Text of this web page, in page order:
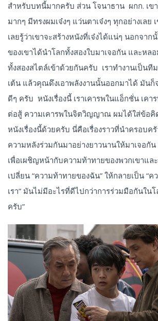
สำหรับบทนี้มากครับ ส่วน โจนาธาน ผกก. เข
มากๆ มีทรงผมเจ๋งๆ แว่นตาเจ๋งๆ ทุกอย่างเลย
เลยรู้ว่าเขาจะสร้างหนังที่เจ๋งได้แน่ๆ นอกจา
ของเขาได้นำโลกทั้งสองใบมาเจอกัน และหล
ทั้งสองสไตล์เข้าด้วยกันครับ เราทำงานเป็น
เต้น แล้วคุณดึงเอาพลังงานนั้นออกมาได้ มันก็
ดีๆ ครับ หนังเรื่องนี้ เราเคารพในแอ็กชั่น เคา
ต่อสู้ ความเคารพในจิตวิญญาณ ผมได้ใส่ข้อ
หนังเรื่องนี้ด้วยครับ นี่คือเรื่องราวที่นำครอบค
ความหลังร่วมกันมาอย่างยาวนานให้มาเจอกั
เพื่อเผชิญหน้ากับความท้าทายของพวกเขาแล
เปลี่ยน “ความท้าทายของฉัน” ให้กลายเป็น “
เรา” มันไม่มีอะไรที่ดีไปกว่าการร่วมมือกันใ
ครับ”